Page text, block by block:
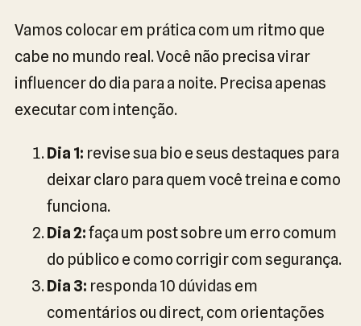
Vamos colocar em prática com um ritmo que
cabe no mundo real. Você não precisa virar
influencer do dia para a noite. Precisa apenas
executar com intenção.
Dia 1: revise sua bio e seus destaques para
deixar claro para quem você treina e como
funciona.
Dia 2:faça um post sobre um erro comum
do público e como corrigir com segurança.
Dia 3: responda 10 dúvidas em
comentários ou direct, com orientações